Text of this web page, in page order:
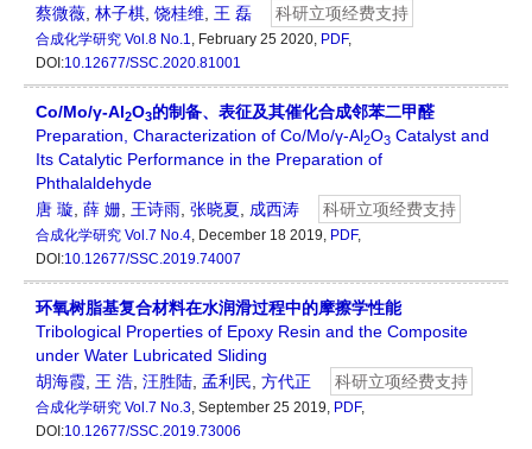
蔡微薇, 林子棋, 饶桂维, 王 磊 科研立项经费支持
合成化学研究 Vol.8 No.1, February 25 2020, PDF,
DOI:10.12677/SSC.2020.81001
Co/Mo/γ-Al2O3的制备、表征及其催化合成邻苯二甲醛
Preparation, Characterization of Co/Mo/γ-Al2O3 Catalyst and
Its Catalytic Performance in the Preparation of
Phthalaldehyde
唐 璇, 薛 姗, 王诗雨, 张晓夏, 成西涛 科研立项经费支持
合成化学研究 Vol.7 No.4, December 18 2019, PDF,
DOI:10.12677/SSC.2019.74007
环氧树脂基复合材料在水润滑过程中的摩擦学性能
Tribological Properties of Epoxy Resin and the Composite
under Water Lubricated Sliding
胡海霞, 王 浩, 汪胜陆, 孟利民, 方代正 科研立项经费支持
合成化学研究 Vol.7 No.3, September 25 2019, PDF,
DOI:10.12677/SSC.2019.73006